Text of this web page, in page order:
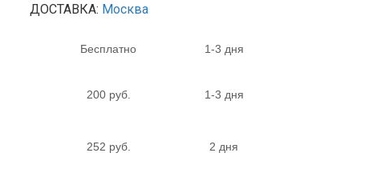
ДОСТАВКА: Москва
Бесплатно 1-3 дня
200 руб. 1-3 дня
252 руб. 2 дня